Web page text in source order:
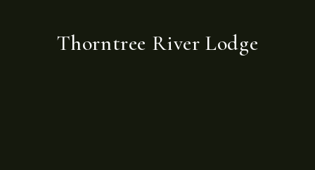
Thorntree River Lodge